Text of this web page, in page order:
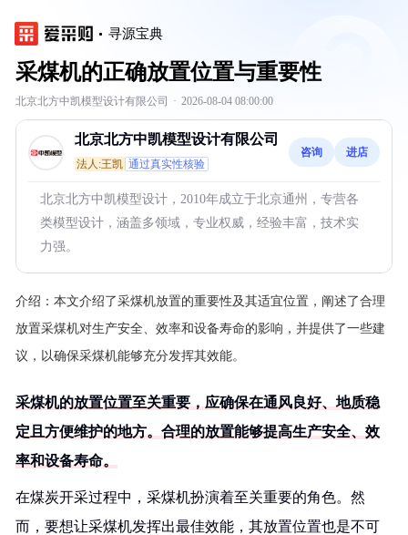
寻源宝典
采煤机的正确放置位置与重要性
北京北方中凯模型设计有限公司 · 2026-08-04 08:00:00
北京北方中凯模型设计有限公司
法人:王凯 通过真实性核验
咨询 进店
北京北方中凯模型设计，2010年成立于北京通州，专营各
类模型设计，涵盖多领域，专业权威，经验丰富，技术实
力强。
介绍： 本文介绍了采煤机放置的重要性及其适宜位置，阐述了合理
放置采煤机对生产安全、效率和设备寿命的影响，并提供了一些建
议，以确保采煤机能够充分发挥其效能。
采煤机的放置位置至关重要，应确保在通风良好、地质稳
定且方便维护的地方。合理的放置能够提高生产安全、效
率和设备寿命。
在煤炭开采过程中，采煤机扮演着至关重要的角色。然
而，要想让采煤机发挥出最佳效能，其放置位置也是不可